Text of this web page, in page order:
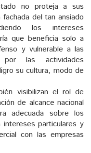
no proteja a sus
del tan ansiado
los intereses
que beneficia solo a
y vulnerable a las
por las actividades
su cultura, modo de
visibilizan el rol de
de alcance nacional
adecuada sobre los
particulares y
con las empresas